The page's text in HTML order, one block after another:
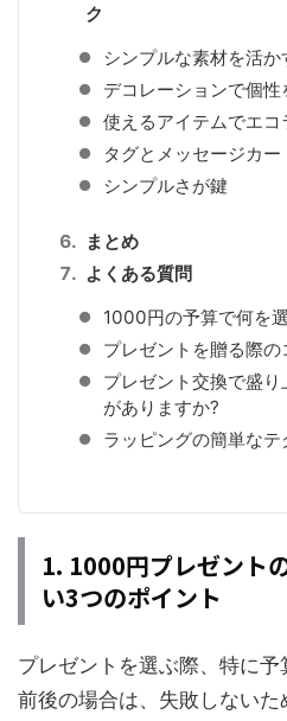
ク
シンプルな素材を活か
デコレーションで個性
使えるアイテムでエコ
タグとメッセージカー
シンプルさが鍵
まとめ
よくある質問
1000円の予算で何を
プレゼントを贈る際
プレゼント交換で盛
がありますか?
ラッピングの簡単な
1. 1000円プレゼント
い3つのポイント
プレゼントを選ぶ際、特に
前後の場合は、失敗しない